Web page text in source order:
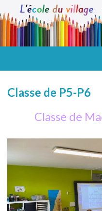
Classe de P5-P6
Classe de